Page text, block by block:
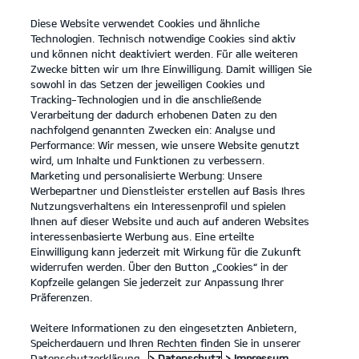
open
menu
KONTAKT
RECHTLICHE HINWEISE
RECHTLICHE HINWEISE
Haftung für Inhalte und Links
Die Inhalte unserer Internetpräsenz wurden von uns mit
größtmöglicher Sorgfalt erstellt. Wir bitten dennoch um Ihr
Verständnis, dass wir für deren Richtigkeit, Vollständigkeit und
Aktualität keine Gewähr übernehmen können.
Für eigene Inhalte dieser Internetpräsenz sind wir als Diensteanbieter
nach den allgemeinen Gesetzen verantwortlich (§ 7 Abs.1 TMG). Wir
sind jedoch nicht verpflichtet, übermittelte oder gespeicherte fremde
Entfernung oder Sperrung der Nutzung von Informationen nach den
allgemeinen Gesetzen bleiben hiervon unberührt (§§ 8-10 TMG). Eine
Diese Website verwendet Cookies und ähnliche
Technologien. Technisch notwendige Cookies sind aktiv
und können nicht deaktiviert werden. Für alle weiteren
Zwecke bitten wir um Ihre Einwilligung. Damit willigen Sie
sowohl in das Setzen der jeweiligen Cookies und
Tracking-Technologien und in die anschließende
Verarbeitung der dadurch erhobenen Daten zu den
nachfolgend genannten Zwecken ein: Analyse und
Performance: Wir messen, wie unsere Website genutzt
wird, um Inhalte und Funktionen zu verbessern.
Marketing und personalisierte Werbung: Unsere
Werbepartner und Dienstleister erstellen auf Basis Ihres
Nutzungsverhaltens ein Interessenprofil und spielen
Ihnen auf dieser Website und auch auf anderen Websites
interessenbasierte Werbung aus. Eine erteilte
Einwilligung kann jederzeit mit Wirkung für die Zukunft
widerrufen werden. Über den Button „Cookies“ in der
Kopfzeile gelangen Sie jederzeit zur Anpassung Ihrer
Präferenzen.
Weitere Informationen zu den eingesetzten Anbietern,
Speicherdauern und Ihren Rechten finden Sie in unserer